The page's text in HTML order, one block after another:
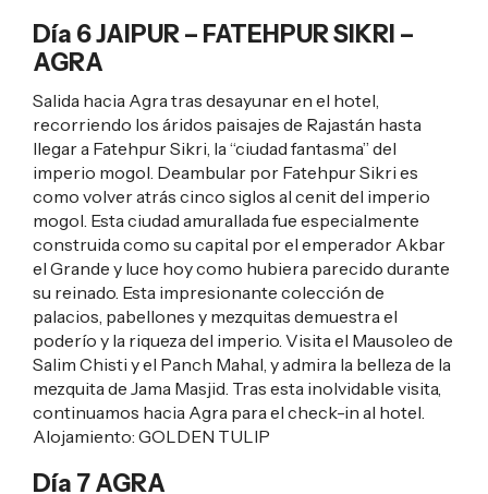
Día 6 JAIPUR – FATEHPUR SIKRI –
AGRA
Salida hacia Agra tras desayunar en el hotel,
recorriendo los áridos paisajes de Rajastán hasta
llegar a Fatehpur Sikri, la “ciudad fantasma” del
imperio mogol. Deambular por Fatehpur Sikri es
como volver atrás cinco siglos al cenit del imperio
mogol. Esta ciudad amurallada fue especialmente
construida como su capital por el emperador Akbar
el Grande y luce hoy como hubiera parecido durante
su reinado. Esta impresionante colección de
palacios, pabellones y mezquitas demuestra el
poderío y la riqueza del imperio. Visita el Mausoleo de
Salim Chisti y el Panch Mahal, y admira la belleza de la
mezquita de Jama Masjid. Tras esta inolvidable visita,
continuamos hacia Agra para el check-in al hotel.
Alojamiento: GOLDEN TULIP
Día 7 AGRA